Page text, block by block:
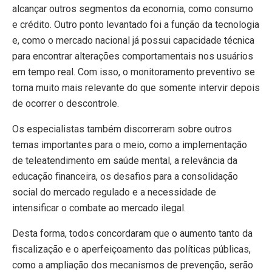
alcançar outros segmentos da economia, como consumo
e crédito. Outro ponto levantado foi a função da tecnologia
e, como o mercado nacional já possui capacidade técnica
para encontrar alterações comportamentais nos usuários
em tempo real. Com isso, o monitoramento preventivo se
torna muito mais relevante do que somente intervir depois
de ocorrer o descontrole.
Os especialistas também discorreram sobre outros
temas importantes para o meio, como a implementação
de teleatendimento em saúde mental, a relevância da
educação financeira, os desafios para a consolidação
social do mercado regulado e a necessidade de
intensificar o combate ao mercado ilegal.
Desta forma, todos concordaram que o aumento tanto da
fiscalização e o aperfeiçoamento das políticas públicas,
como a ampliação dos mecanismos de prevenção, serão